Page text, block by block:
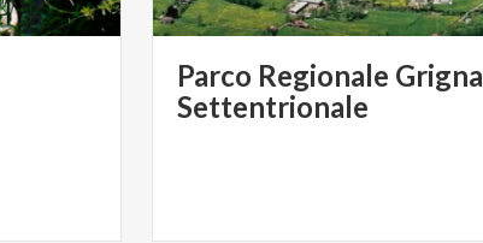
Parco Regionale Grigna
Settentrionale